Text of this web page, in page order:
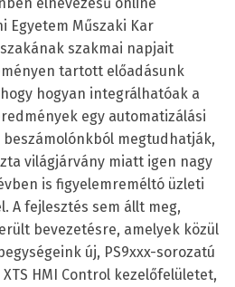
Egyetem Műszaki Kar
szakmai napjait
tartott előadásunk
hogyan integrálhatóak a
egy automatizálási
megtudhatják,
világjárvány miatt igen nagy
is figyelemreméltó üzleti
A fejlesztés sem állt meg,
bevezetésre, amelyek közül
új, PS9xxx-sorozatú
HMI Control kezelőfelületet,